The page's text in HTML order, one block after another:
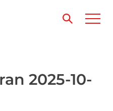
2025-10-